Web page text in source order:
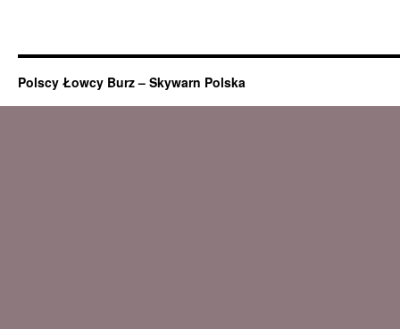
Polscy Łowcy Burz – Skywarn Polska